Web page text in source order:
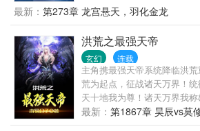
504。）
许世间有龙。 只因龙天生掌
上，俯瞰万物。 神龙一出，
来，重生成蛇，他便仰天长啸
龙。
最新： 第273章 龙宫悬天，羽化金龙
洪荒之最强天帝
玄幻 连载
主角携最强天帝系统降临洪
荒为起点，征战诸天万界！
天十地我为尊！诸天万界我称
最新： 第1867章 昊辰vs莫